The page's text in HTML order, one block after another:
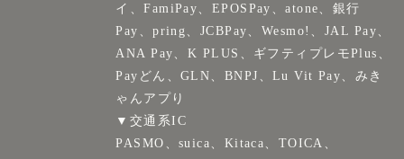
イ、FamiPay、EPOSPay、atone、銀行
Pay、pring、JCBPay、Wesmo!、JAL Pay、
ANA Pay、K PLUS、ギフティプレモPlus、
Payどん、GLN、BNPJ、Lu Vit Pay、みき
ゃんアプり
▼交通系IC
PASMO、suica、Kitaca、TOICA、